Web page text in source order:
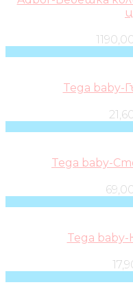
Tega baby-
Tega baby-
Tega baby-